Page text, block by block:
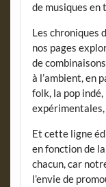
de musiques en
Les chroniques
nos pages
de
à l’ambient, en
folk, la pop
Et cette ligne
en fonction de
chacun, car
l’envie de